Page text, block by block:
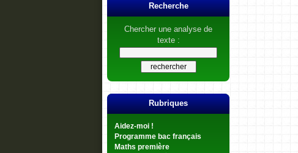
Recherche
Chercher une analyse de
texte :
Rubriques
Aidez-moi !
Programme bac français
Maths première